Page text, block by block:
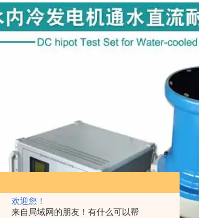
欢迎您！
来自局域网的朋友！有什么可以帮